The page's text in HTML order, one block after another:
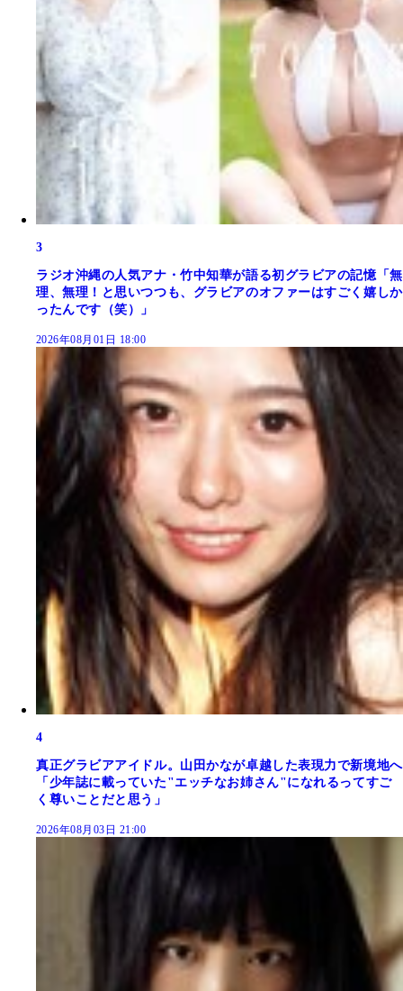
3
ラジオ沖縄の人気アナ・竹中知華が語る初グラビアの記憶「無
理、無理！と思いつつも、グラビアのオファーはすごく嬉しか
ったんです（笑）」
2026年08月01日 18:00
4
真正グラビアアイドル。山田かなが卓越した表現力で新境地へ
「少年誌に載っていた"エッチなお姉さん"になれるってすご
く尊いことだと思う」
2026年08月03日 21:00